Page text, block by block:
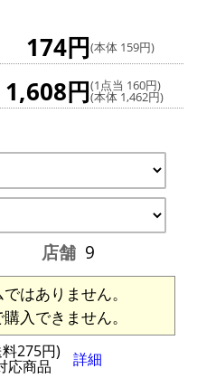
174円(本体 159円)
1,608円(1点当 160円)
(本体 1,462円)
店舗 9
はありません。
入できません。
275円)
応商品 詳細